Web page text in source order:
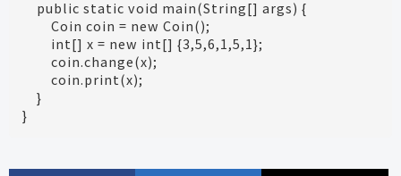
public static void main(String[] args) {
Coin coin = new Coin();
int[] x = new int[] {3,5,6,1,5,1};
coin.change(x);
coin.print(x);
}